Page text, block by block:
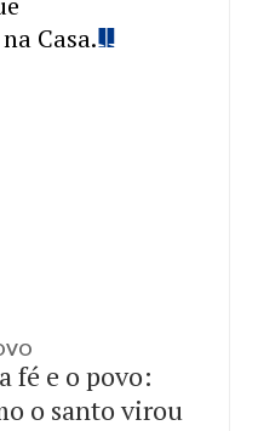
Casa.
fé e o povo:
o santo virou